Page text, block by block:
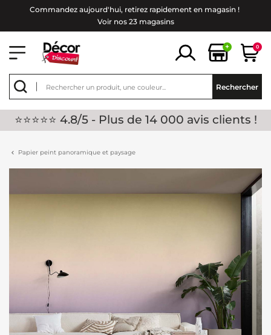
Commandez aujourd'hui, retirez rapidement en magasin !
Voir nos 23 magasins
+ 0
Rechercher
⭐⭐⭐⭐⭐ 4.8/5 - Plus de 14 000 avis clients !
Papier peint panoramique et paysage